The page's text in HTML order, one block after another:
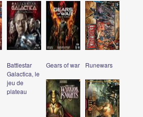
Battlestar
Galactica, le
jeu de
plateau
Gears of war Runewars